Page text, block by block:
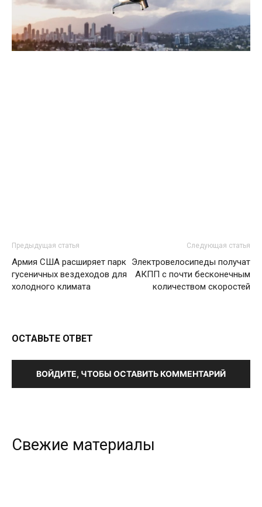
Предыдущая статья
Армия США расширяет парк
гусеничных вездеходов для
холодного климата
Следующая статья
Электровелосипеды получат
АКПП с почти бесконечным
количеством скоростей
ОСТАВЬТЕ ОТВЕТ
ВОЙДИТЕ, ЧТОБЫ ОСТАВИТЬ КОММЕНТАРИЙ
Свежие материалы